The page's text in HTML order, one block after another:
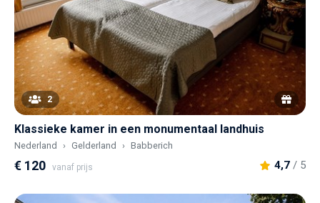
2
Klassieke kamer in een monumentaal landhuis
Nederland Gelderland Babberich
€ 120 vanaf prijs 4,7 / 5